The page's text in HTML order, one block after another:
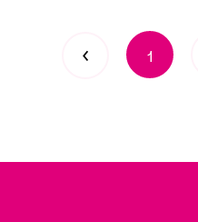
‹ 1